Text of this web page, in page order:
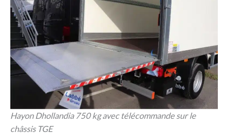
Hayon Dhollandia 750 kg avec télécommande sur le
châssis TGE